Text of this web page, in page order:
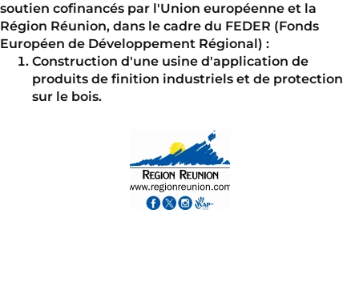
soutien cofinancés par l'Union européenne et la
Région Réunion, dans le cadre du FEDER (Fonds
Européen de Développement Régional) :
Construction d'une usine d'application de
produits de finition industriels et de protection
sur le bois.